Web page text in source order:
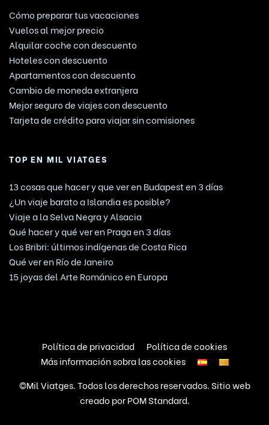
Cómo preparar tus vacaciones
Vuelos al mejor precio
Alquilar coche con descuento
Hoteles con descuento
Apartamentos con descuento
Cambio de moneda extranjera
Mejor seguro de viajes con descuento
Tarjeta de crédito para viajar sin comisiones
TOP EN MIL VIATGES
13 cosas que hacer y que ver en Budapest en 3 días
¿Un viaje barato a Islandia es posible?
Viaje a la Selva Negra y Alsacia
Qué hacer y qué ver en Praga en 3 días
Los Bribri: últimos indígenas de Costa Rica
Qué ver en Río de Janeiro
15 joyas del Arte Románico en Europa
Política de privacidad
Política de cookies
Más información sobra las cookies
©Mil Viatges. Todos los derechos reservados. Sitio web
creado porPOM Standard.